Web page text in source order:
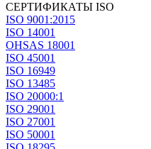
СЕРТИФИКАТЫ ISO
ISO 9001:2015
ISO 14001
OHSAS 18001
ISO 45001
ISO 16949
ISO 13485
ISO 20000:1
ISO 29001
ISO 27001
ISO 50001